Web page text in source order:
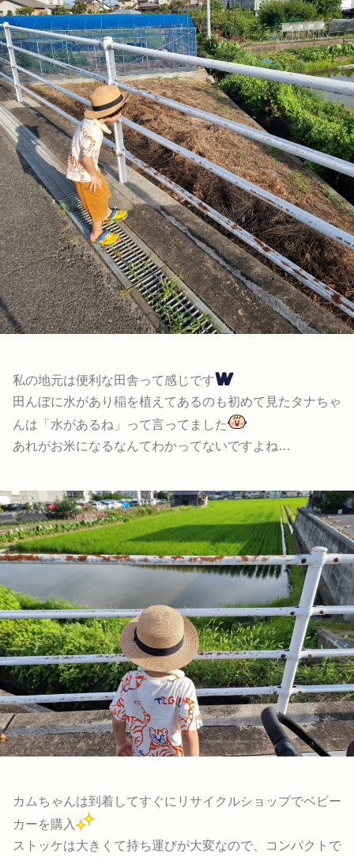
私の地元は便利な田舎って感じです
田んぼに水があり稲を植えてあるのも初めて見たタナちゃ
んは「水があるね」って言ってました
あれがお米になるなんてわかってないですよね…
カムちゃんは到着してすぐにリサイクルショップでベビー
カーを購入
ストッケは大きくて持ち運びが大変なので、コンパクトで